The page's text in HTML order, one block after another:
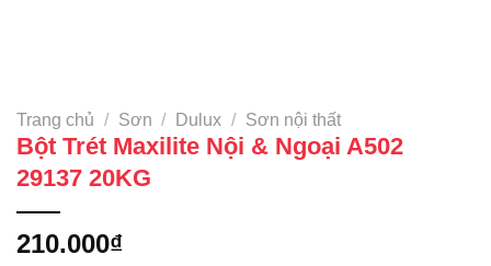
Trang chủ / Sơn / Dulux / Sơn nội thất
Bột Trét Maxilite Nội & Ngoại A502
29137 20KG
210.000₫